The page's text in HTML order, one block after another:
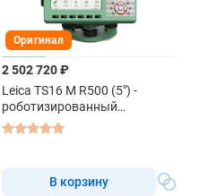
Оригинал
2 502 720 ₽
Leica TS16 M R500 (5") -
роботизированный
тахеометр
В корзину